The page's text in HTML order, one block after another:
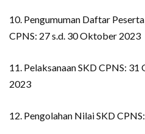
10. Pengumuman Daftar
CPNS: 27 s.d. 30 Oktober 2023
11. Pelaksanaan SKD CPNS:
2023
12. Pengolahan Nilai SKD